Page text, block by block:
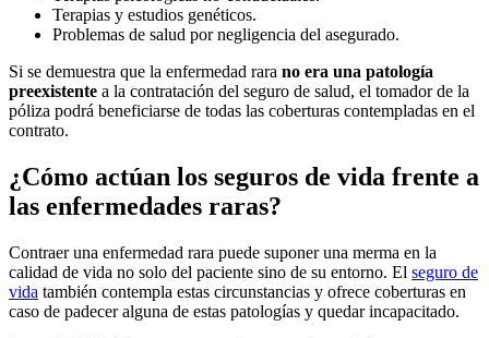
Terapias y estudios genéticos.
Problemas de salud por negligencia del asegurado.
Si se demuestra que la enfermedad rara no era una patología
preexistente a la contratación del seguro de salud, el tomador de la
póliza podrá beneficiarse de todas las coberturas contempladas en el
contrato.
¿Cómo actúan los seguros de vida frente a
las enfermedades raras?
Contraer una enfermedad rara puede suponer una merma en la
calidad de vida no solo del paciente sino de su entorno. El seguro de
vida también contempla estas circunstancias y ofrece coberturas en
caso de padecer alguna de estas patologías y quedar incapacitado.